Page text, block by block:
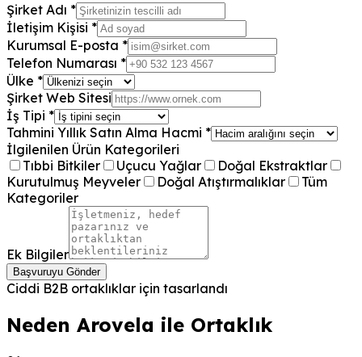
Şirket Adı *
İletişim Kişisi *
Kurumsal E-posta *
Telefon Numarası *
Ülke *
Şirket Web Sitesi
İş Tipi *
Tahmini Yıllık Satın Alma Hacmi *
İlgilenilen Ürün Kategorileri
Tıbbi Bitkiler
Uçucu Yağlar
Doğal Ekstraktlar
Kurutulmuş Meyveler
Doğal Atıştırmalıklar
Tüm
Kategoriler
Ek Bilgiler
Başvuruyu Gönder
Ciddi B2B ortaklıklar için tasarlandı
Neden Arovela ile Ortaklık